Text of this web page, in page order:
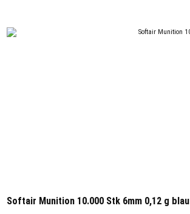
Softair Munition 10.000 Stk 6mm 0,12 g blau